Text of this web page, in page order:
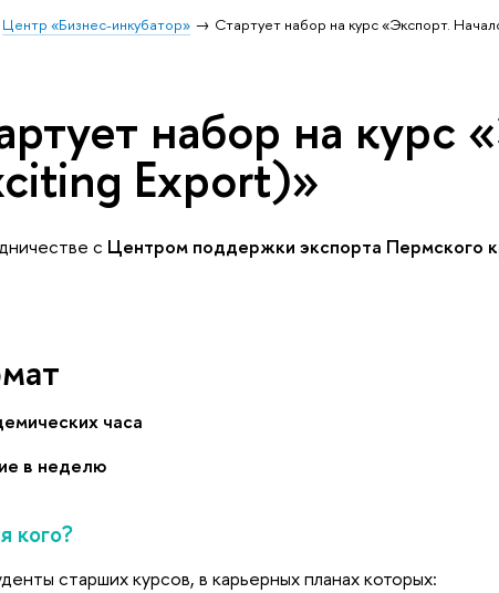
Центр «Бизнес-инкубатор» Стартует набор на курс «Экспорт.
набор на курс
Export)»
с Центром поддержки экспорта Пермского
часа
в неделю
кого?
старших курсов, в карьерных планах которых: